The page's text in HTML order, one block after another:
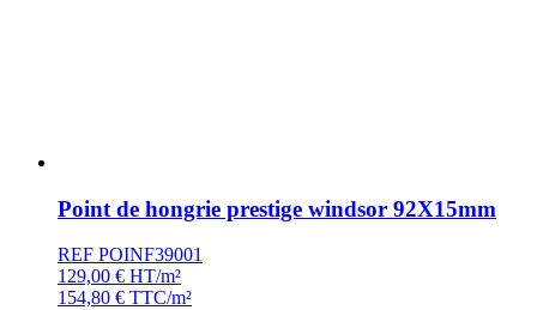
Point de hongrie prestige windsor 92X15mm
REF POINF39001
129,00 € HT/m²
154,80 € TTC/m²